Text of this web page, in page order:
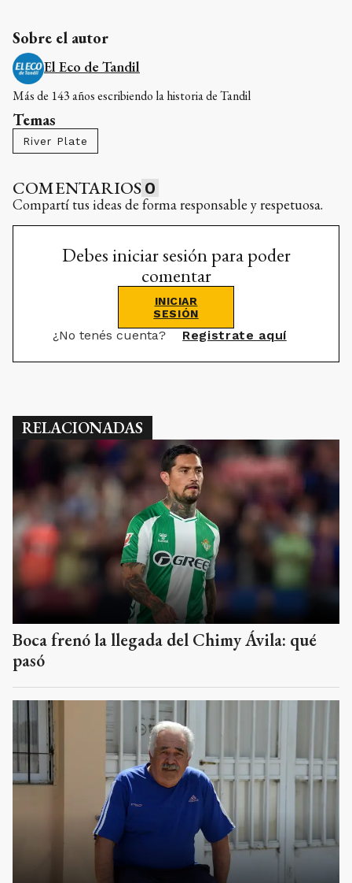
Temas
River Plate
COMENTARIOS0
Compartí tus ideas de forma responsable y respetuosa.
comentar
¿No tenés cuenta? Registrate aquí
RELACIONADAS
Boca frenó la llegada del Chimy Ávila: qué
pasó
Dolor en el mundo del fútbol de Tandil por
el fallecimiento de Néstor Díaz, una gloria